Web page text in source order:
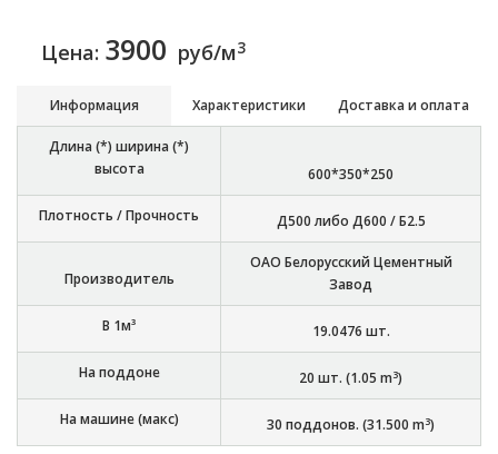
Цена: 3900 руб/м3
Информация Характеристики Доставка и оплата
Длина (*) ширина (*)
высота
600*350*250
Плотность / Прочность Д500 либо Д600 / Б2.5
Производитель
ОАО Белорусский Цементный
Завод
В 1м³ 19.0476 шт.
На поддоне 20 шт. (1.05 m3)
На машине (макс) 30 поддонов. (31.500 m3)